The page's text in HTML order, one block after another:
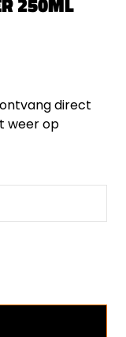
direct
weer op